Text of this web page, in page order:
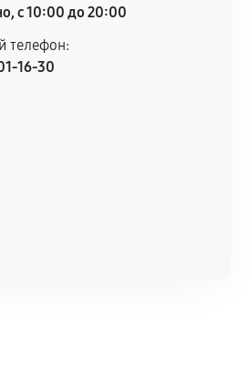
с 10:00 до 20:00
телефон:
16-30